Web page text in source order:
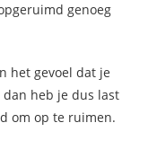
genoeg
het gevoel dat je
heb je dus last
om op te ruimen.